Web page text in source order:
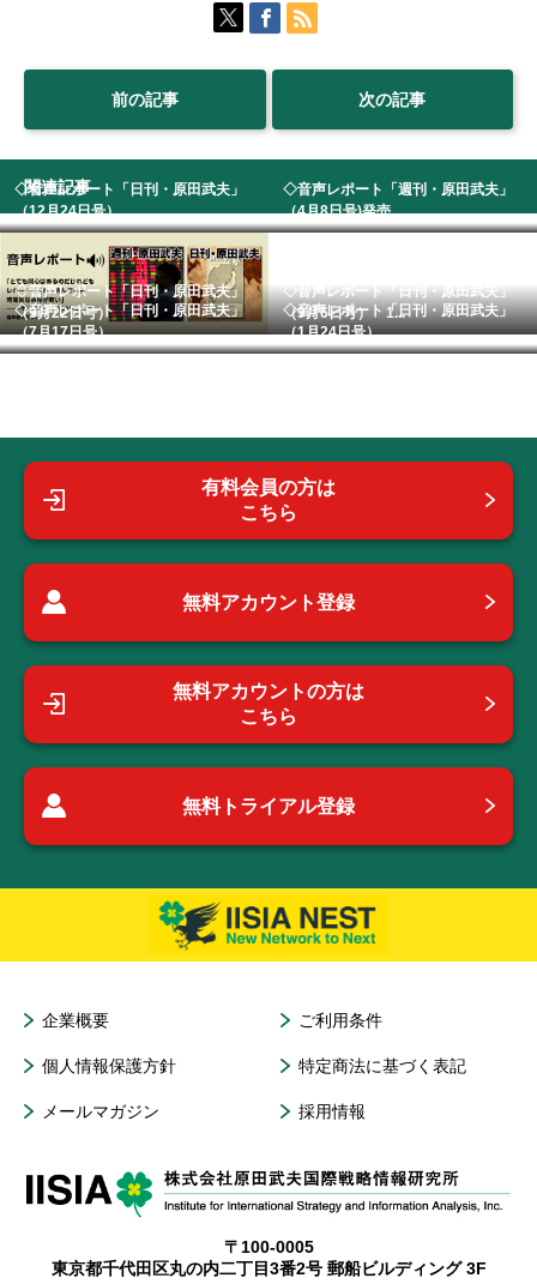
前の記事 次の記事
関連記事
◇音声レポート「日刊・原田武夫」
（12月24日号）
◇音声レポート「週刊・原田武夫」
（4月8日号)発売...
◇音声レポート「日刊・原田武夫」
（9月22日号）
◇音声レポート「日刊・原田武夫」
（9月6日号） 1...
◇音声レポート「日刊・原田武夫」
（7月17日号） ...
◇音声レポート「日刊・原田武夫」
（1月24日号） ...
有料会員の方は
こちら
無料アカウント登録
無料アカウントの方は
こちら
無料トライアル登録
企業概要 ご利用条件
個人情報保護方針 特定商法に基づく表記
メールマガジン 採用情報
〒100-0005
東京都千代田区丸の内二丁目3番2号 郵船ビルディング 3F